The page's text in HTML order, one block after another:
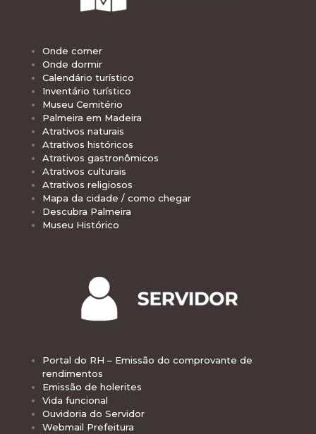
Onde comer
Onde dormir
Calendário turístico
Inventário turístico
Museu Cemitério
Palmeira em Madeira
Atrativos naturais
Atrativos históricos
Atrativos gastronômicos
Atrativos culturais
Atrativos religiosos
Mapa da cidade / como chegar
Descubra Palmeira
Museu Histórico
Portal do RH – Emissão do comprovante de
rendimentos
Emissão de holerites
Vida funcional
Ouvidoria do Servidor
Webmail Prefeitura